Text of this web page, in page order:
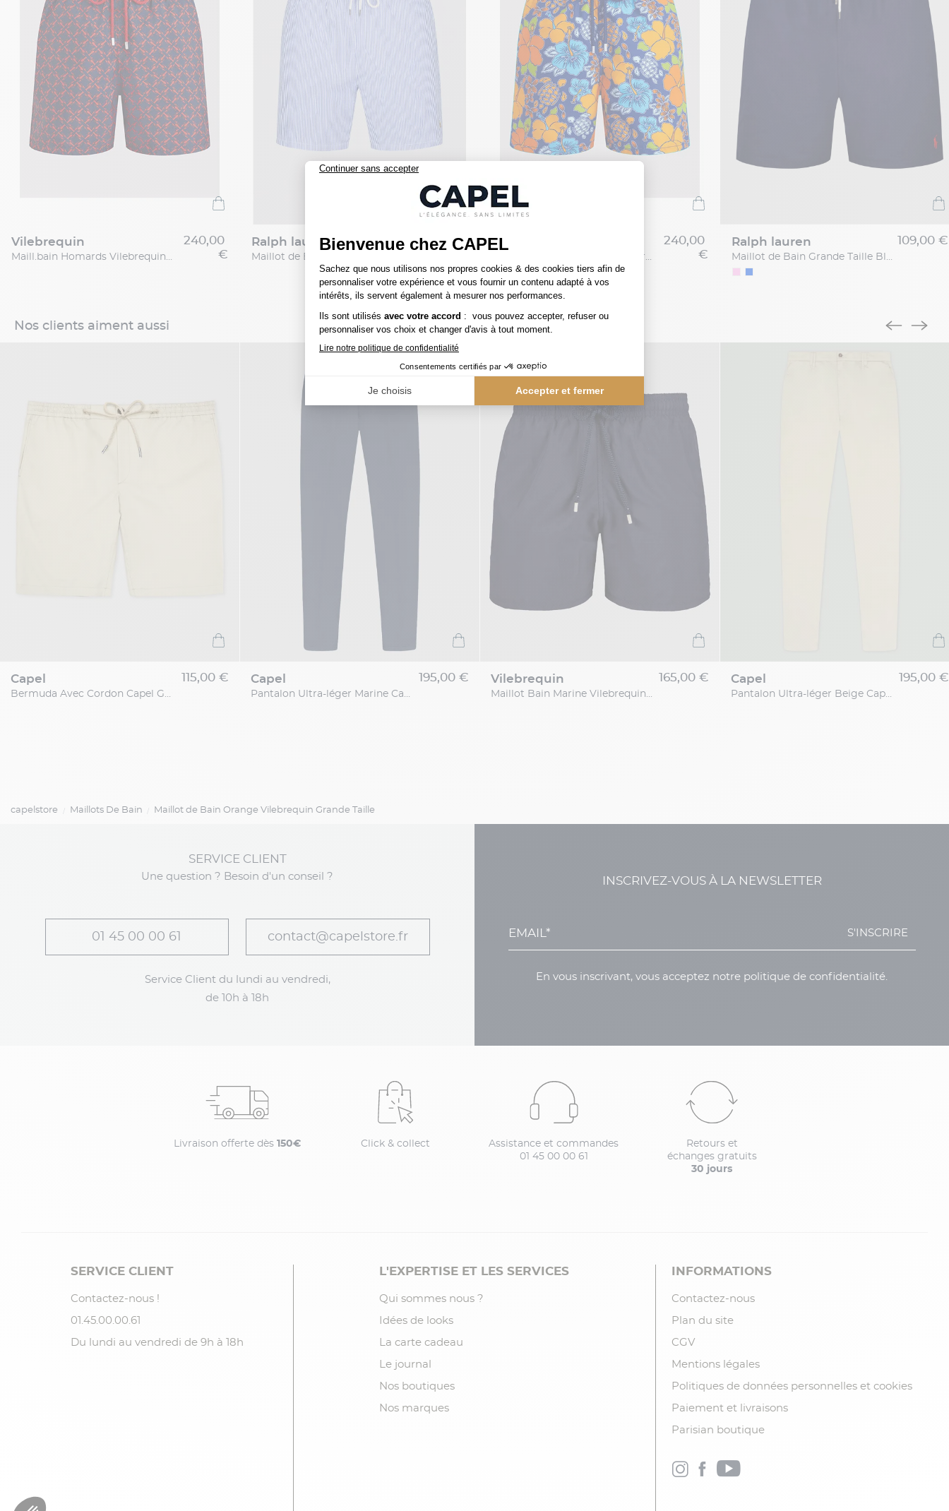
vilebrequin
Maill.bain Homards Vilebrequin Grande Taille
240,00
€
ralph lauren 145,00 € vilebrequin
Maill.bain Fleurs Vilebrequin Grande Taille
240,00
€
ralph lauren
Maillot de Bain Grande Taille Bleu Marine
109,00 €
Nos clients aiment aussi
capel
Bermuda Avec Cordon Capel Grande Taille
115,00 € capel
Pantalon Ultra-léger Marine Capel Grande Taille
195,00 € vilebrequin
Maillot Bain Marine Vilebrequin Grande Taille
165,00 € capel
Pantalon Ultra-léger Beige Capel Grande Taille
195,00 €
capelstore Maillots De Bain Maillot de Bain Orange Vilebrequin Grande Taille
SERVICE CLIENT
Une question ? Besoin d'un conseil ?
01 45 00 00 61 contact@capelstore.fr
Service Client du lundi au vendredi,
de 10h à 18h
INSCRIVEZ-VOUS À LA NEWSLETTER
S'INSCRIRE
En vous inscrivant, vous acceptez notre politique de confidentialité.
Livraison offerte dès 150€ Click & collect
Assistance et commandes
01 45 00 00 61
Retours et
échanges gratuits
30 jours
SERVICE CLIENT
Contactez-nous !
01.45.00.00.61
Du lundi au vendredi de 9h à 18h
L'EXPERTISE ET LES SERVICES
Qui sommes nous ?
Idées de looks
La carte cadeau
Le journal
Nos boutiques
Nos marques
INFORMATIONS
Contactez-nous
Plan du site
CGV
Mentions légales
Politiques de données personnelles et cookies
Paiement et livraisons
Parisian boutique